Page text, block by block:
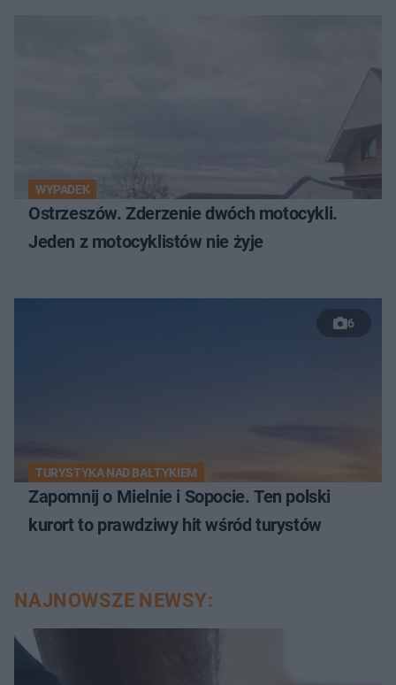
WYPADEK
Ostrzeszów. Zderzenie dwóch motocykli.
Jeden z motocyklistów nie żyje
6
TURYSTYKA NAD BAŁTYKIEM
Zapomnij o Mielnie i Sopocie. Ten polski
kurort to prawdziwy hit wśród turystów
NAJNOWSZE NEWSY: